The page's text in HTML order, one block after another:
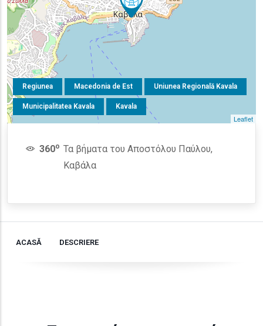
Regiunea Macedonia de Est Uniunea Regională Kavala
Municipalitatea Kavala Kavala
Leaflet
360o Τα βήματα του Αποστόλου Παύλου,
Καβάλα
ACASĂ DESCRIERE